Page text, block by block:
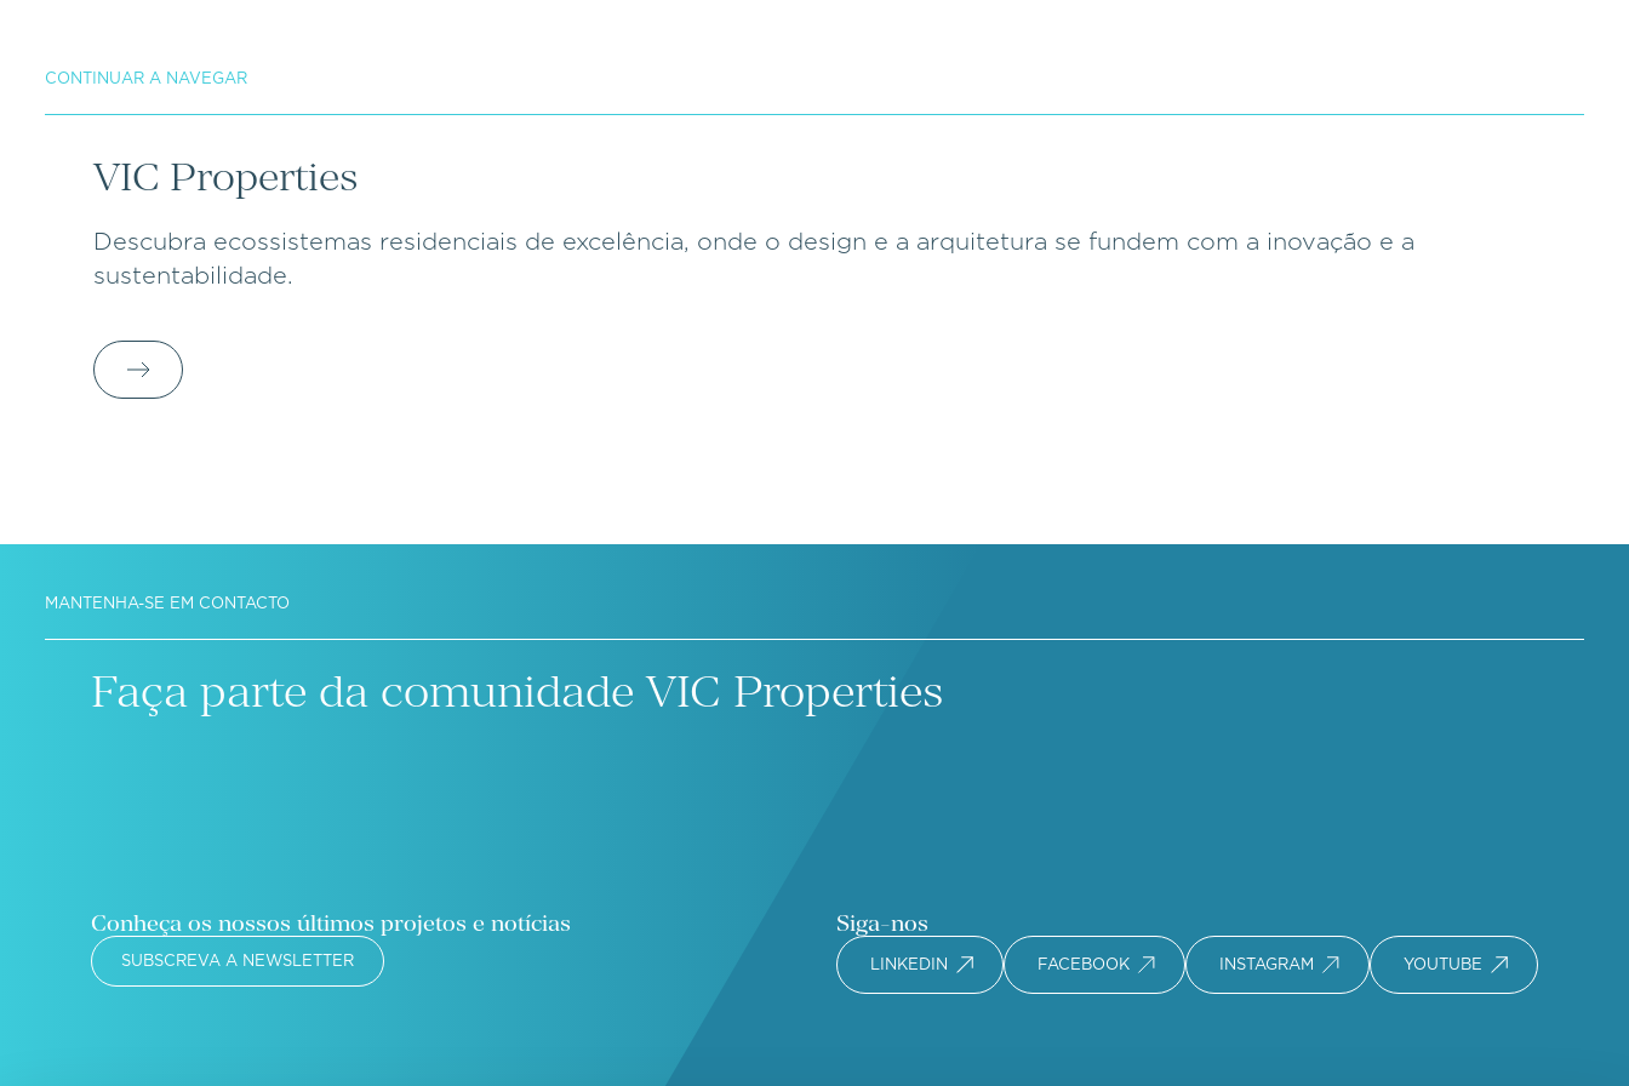
CONTINUAR A NAVEGAR
VIC Properties
Descubra ecossistemas residenciais de excelência, onde o design e a arquitetura se fundem com a inovação e a
sustentabilidade.
MANTENHA-SE EM CONTACTO
Faça parte da comunidade VIC Properties
Conheça os nossos últimos projetos e notícias
SUBSCREVA A NEWSLETTER
Siga-nos
LINKEDIN FACEBOOK INSTAGRAM YOUTUBE